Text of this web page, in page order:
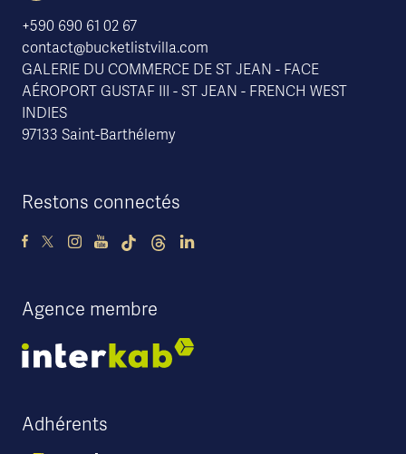
+590 690 61 02 67
contact@bucketlistvilla.com
GALERIE DU COMMERCE DE ST JEAN - FACE
AÉROPORT GUSTAF III - ST JEAN - FRENCH WEST
INDIES
97133 Saint-Barthélemy
Restons connectés
Agence membre
Adhérents